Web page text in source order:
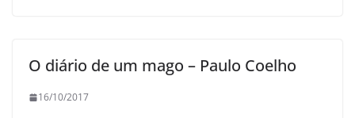
O diário de um mago – Paulo Coelho
16/10/2017